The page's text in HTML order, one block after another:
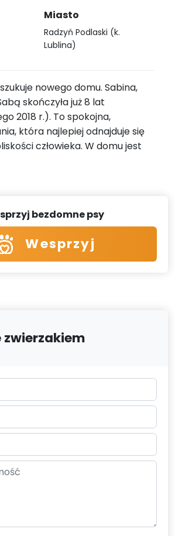
Miasto
Radzyń Podlaski (k.
Lublina)
nowego domu. Sabina,
skończyła już 8 lat
2018 r.). To spokojna,
która najlepiej odnajduje się
człowieka. W domu jest
bezdomne psy
Wesprzyj